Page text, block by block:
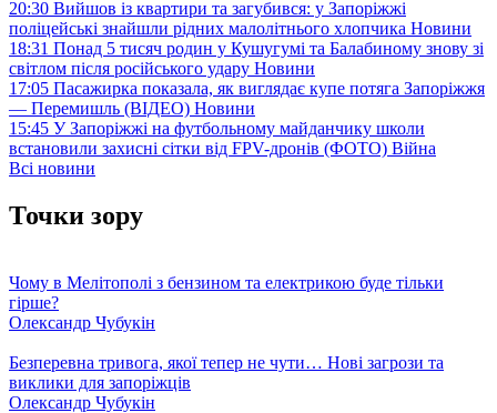
20:30 Вийшов із квартири та загубився: у Запоріжжі
поліцейські знайшли рідних малолітнього хлопчика Новини
18:31 Понад 5 тисяч родин у Кушугумі та Балабиному знову зі
світлом після російського удару Новини
17:05 Пасажирка показала, як виглядає купе потяга Запоріжжя
— Перемишль (ВІДЕО) Новини
15:45 У Запоріжжі на футбольному майданчику школи
встановили захисні сітки від FPV-дронів (ФОТО) Війна
Всі новини
Точки зору
Чому в Мелітополі з бензином та електрикою буде тільки
гірше?
Олександр Чубукін
Безперевна тривога, якої тепер не чути… Нові загрози та
виклики для запоріжців
Олександр Чубукін